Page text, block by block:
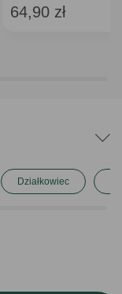
64,90 zł
Działkowiec